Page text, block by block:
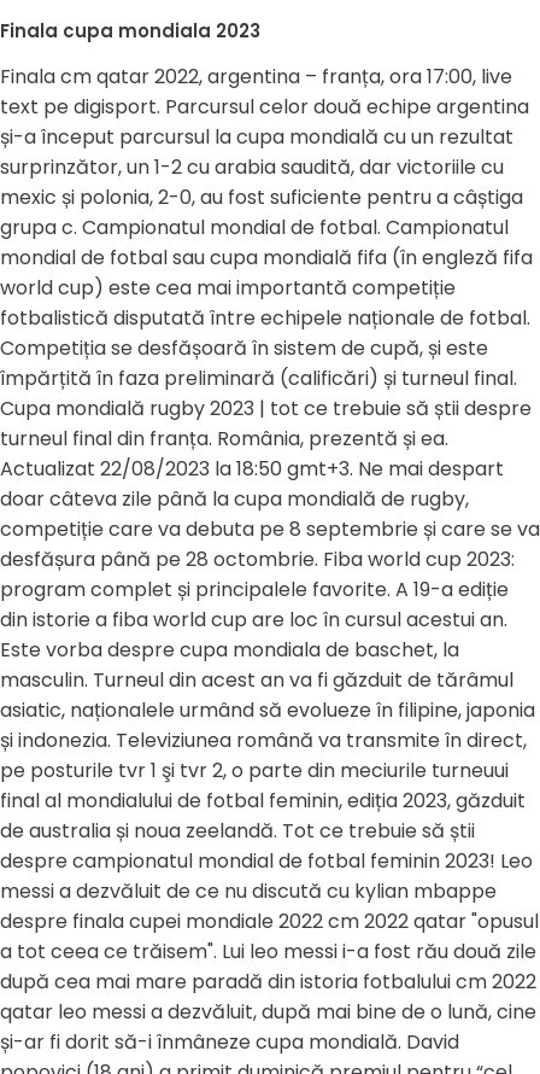
Finala cupa mondiala 2023
Finala cm qatar 2022, argentina – franța, ora 17:00, live
text pe digisport. Parcursul celor două echipe argentina
și-a început parcursul la cupa mondială cu un rezultat
surprinzător, un 1-2 cu arabia saudită, dar victoriile cu
mexic și polonia, 2-0, au fost suficiente pentru a câștiga
grupa c. Campionatul mondial de fotbal. Campionatul
mondial de fotbal sau cupa mondială fifa (în engleză fifa
world cup) este cea mai importantă competiție
fotbalistică disputată între echipele naționale de fotbal.
Competiția se desfășoară în sistem de cupă, și este
împărțită în faza preliminară (calificări) și turneul final.
Cupa mondială rugby 2023 | tot ce trebuie să știi despre
turneul final din franța. România, prezentă și ea.
Actualizat 22/08/2023 la 18:50 gmt+3. Ne mai despart
doar câteva zile până la cupa mondială de rugby,
competiție care va debuta pe 8 septembrie și care se va
desfășura până pe 28 octombrie. Fiba world cup 2023:
program complet și principalele favorite. A 19-a ediție
din istorie a fiba world cup are loc în cursul acestui an.
Este vorba despre cupa mondiala de baschet, la
masculin. Turneul din acest an va fi găzduit de tărâmul
asiatic, naționalele urmând să evolueze în filipine, japonia
și indonezia. Televiziunea română va transmite în direct,
pe posturile tvr 1 şi tvr 2, o parte din meciurile turneuui
final al mondialului de fotbal feminin, ediția 2023, găzduit
de australia și noua zeelandă. Tot ce trebuie să știi
despre campionatul mondial de fotbal feminin 2023! Leo
messi a dezvăluit de ce nu discută cu kylian mbappe
despre finala cupei mondiale 2022 cm 2022 qatar "opusul
a tot ceea ce trăisem". Lui leo messi i-a fost rău două zile
după cea mai mare paradă din istoria fotbalului cm 2022
qatar leo messi a dezvăluit, după mai bine de o lună, cine
și-ar fi dorit să-i înmâneze cupa mondială. David